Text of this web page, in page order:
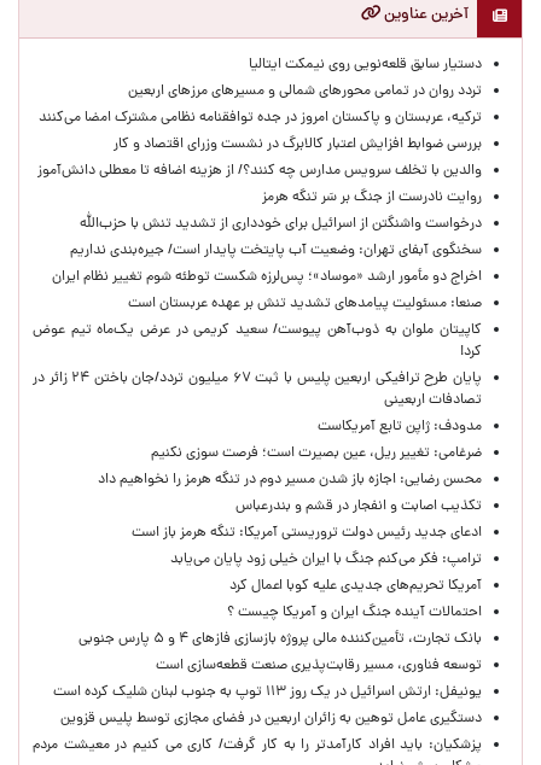
آخرین عناوین
دستیار سابق قلعه‌نویی روی نیمکت ایتالیا
تردد روان در تمامی محورهای شمالی و مسیرهای مرزهای اربعین
ترکیه، عربستان و پاکستان امروز در جده توافقنامه نظامی مشترک امضا می‌کنند
بررسی ضوابط افزایش اعتبار کالابرگ در نشست وزرای اقتصاد و کار
والدین با تخلف سرویس مدارس چه کنند؟/ از هزینه اضافه تا معطلی دانش‌آموز
روایت نادرست از جنگ بر سَر تنگه هرمز
درخواست واشنگتن از اسرائیل برای خودداری از تشدید تنش با حزب‌الله
سخنگوی آبفای تهران: وضعیت آب پایتخت پایدار است/ جیره‌بندی نداریم
اخراج دو مأمور ارشد «موساد»؛ پس‌لرزه شکست توطئه شوم تغییر نظام ایران
صنعا: مسئولیت پیامدهای تشدید تنش بر عهده عربستان است
کاپیتان ملوان به ذوب‌آهن پیوست/ سعید کریمی در عرض یک‌ماه تیم عوض
کرد!
پایان طرح ترافیکی اربعین پلیس با ثبت ۶۷ میلیون تردد/جان باختن ۲۴ زائر در
تصادفات اربعینی
مدودف: ژاپن تابع آمریکاست
ضرغامی: تغییر ریل، عین بصیرت است؛ فرصت سوزی نکنیم
محسن رضایی: اجازه باز شدن مسیر دوم در تنگه هرمز را نخواهیم داد
تکذیب اصابت و انفجار در قشم و بندرعباس
ادعای جدید رئیس دولت تروریستی آمریکا: تنگه هرمز باز است
ترامپ: فکر می‌کنم جنگ با ایران خیلی زود پایان می‌یابد
آمریکا تحریم‌های جدیدی علیه کوبا اعمال کرد
احتمالات آینده جنگ ایران و آمریکا چیست ؟
بانک تجارت، تأمین‌کننده مالی پروژه بازسازی فازهای ۴ و ۵ پارس جنوبی
توسعه فناوری، مسیر رقابت‌پذیری صنعت قطعه‌سازی است
یونیفل: ارتش اسرائیل در یک روز ۱۱۳ توپ به جنوب لبنان شلیک کرده است
دستگیری عامل توهین به زائران اربعین در فضای مجازی توسط پلیس قزوین
پزشکیان: باید افراد کارآمدتر را به کار گرفت/ کاری می کنیم در معیشت مردم